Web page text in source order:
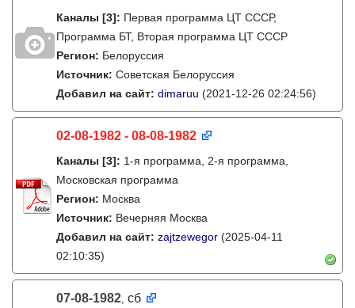
Каналы [3]: Первая программа ЦТ СССР,
Программа БТ, Вторая программа ЦТ СССР
Регион: Белоруссия
Источник: Советская Белоруссия
Добавил на сайт: dimaruu (2021-12-26 02:24:56)
02-08-1982 - 08-08-1982
Каналы [3]: 1-я программа, 2-я программа,
Московская программа
Регион: Москва
Источник: Вечерняя Москва
Добавил на сайт: zajtzewegor (2025-04-11
02:10:35)
07-08-1982, сб